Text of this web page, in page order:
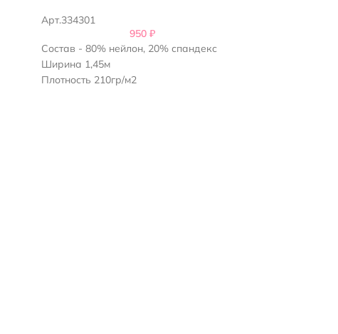
Арт.334301
950₽
Состав - 80% нейлон, 20% спандекс
Ширина 1,45м
Плотность 210гр/м2